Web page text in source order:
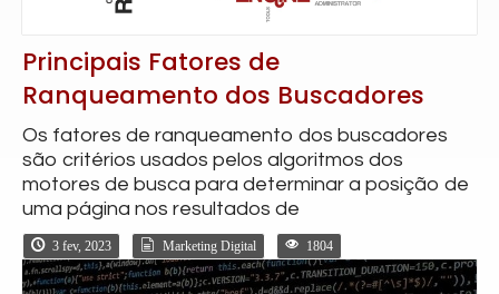
Principais Fatores de
Ranqueamento dos Buscadores
Os fatores de ranqueamento dos buscadores
são critérios usados pelos algoritmos dos
motores de busca para determinar a posição de
uma página nos resultados de
3 fev, 2023 Marketing Digital 1804